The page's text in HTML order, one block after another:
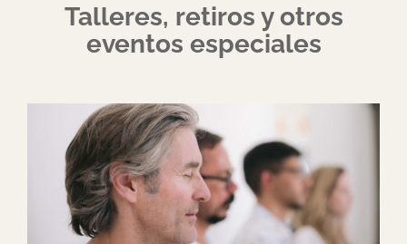
Talleres, retiros y otros
eventos especiales